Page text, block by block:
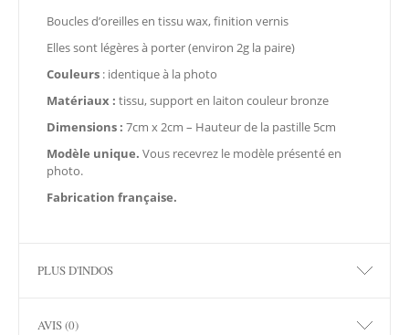
Boucles d’oreilles en tissu wax, finition vernis
Elles sont légères à porter (environ 2g la paire)
Couleurs : identique à la photo
Matériaux : tissu, support en laiton couleur bronze
Dimensions : 7cm x 2cm – Hauteur de la pastille 5cm
Modèle unique. Vous recevrez le modèle présenté en
photo.
Fabrication française.
PLUS D'INDOS
AVIS (0)